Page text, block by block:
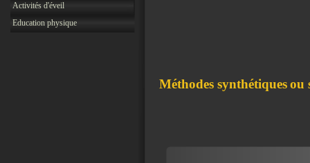
Méthodes synthétiquesou
Activités d'éveil
Education physique